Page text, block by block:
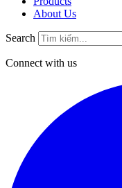
About Us
Search
Connect with us